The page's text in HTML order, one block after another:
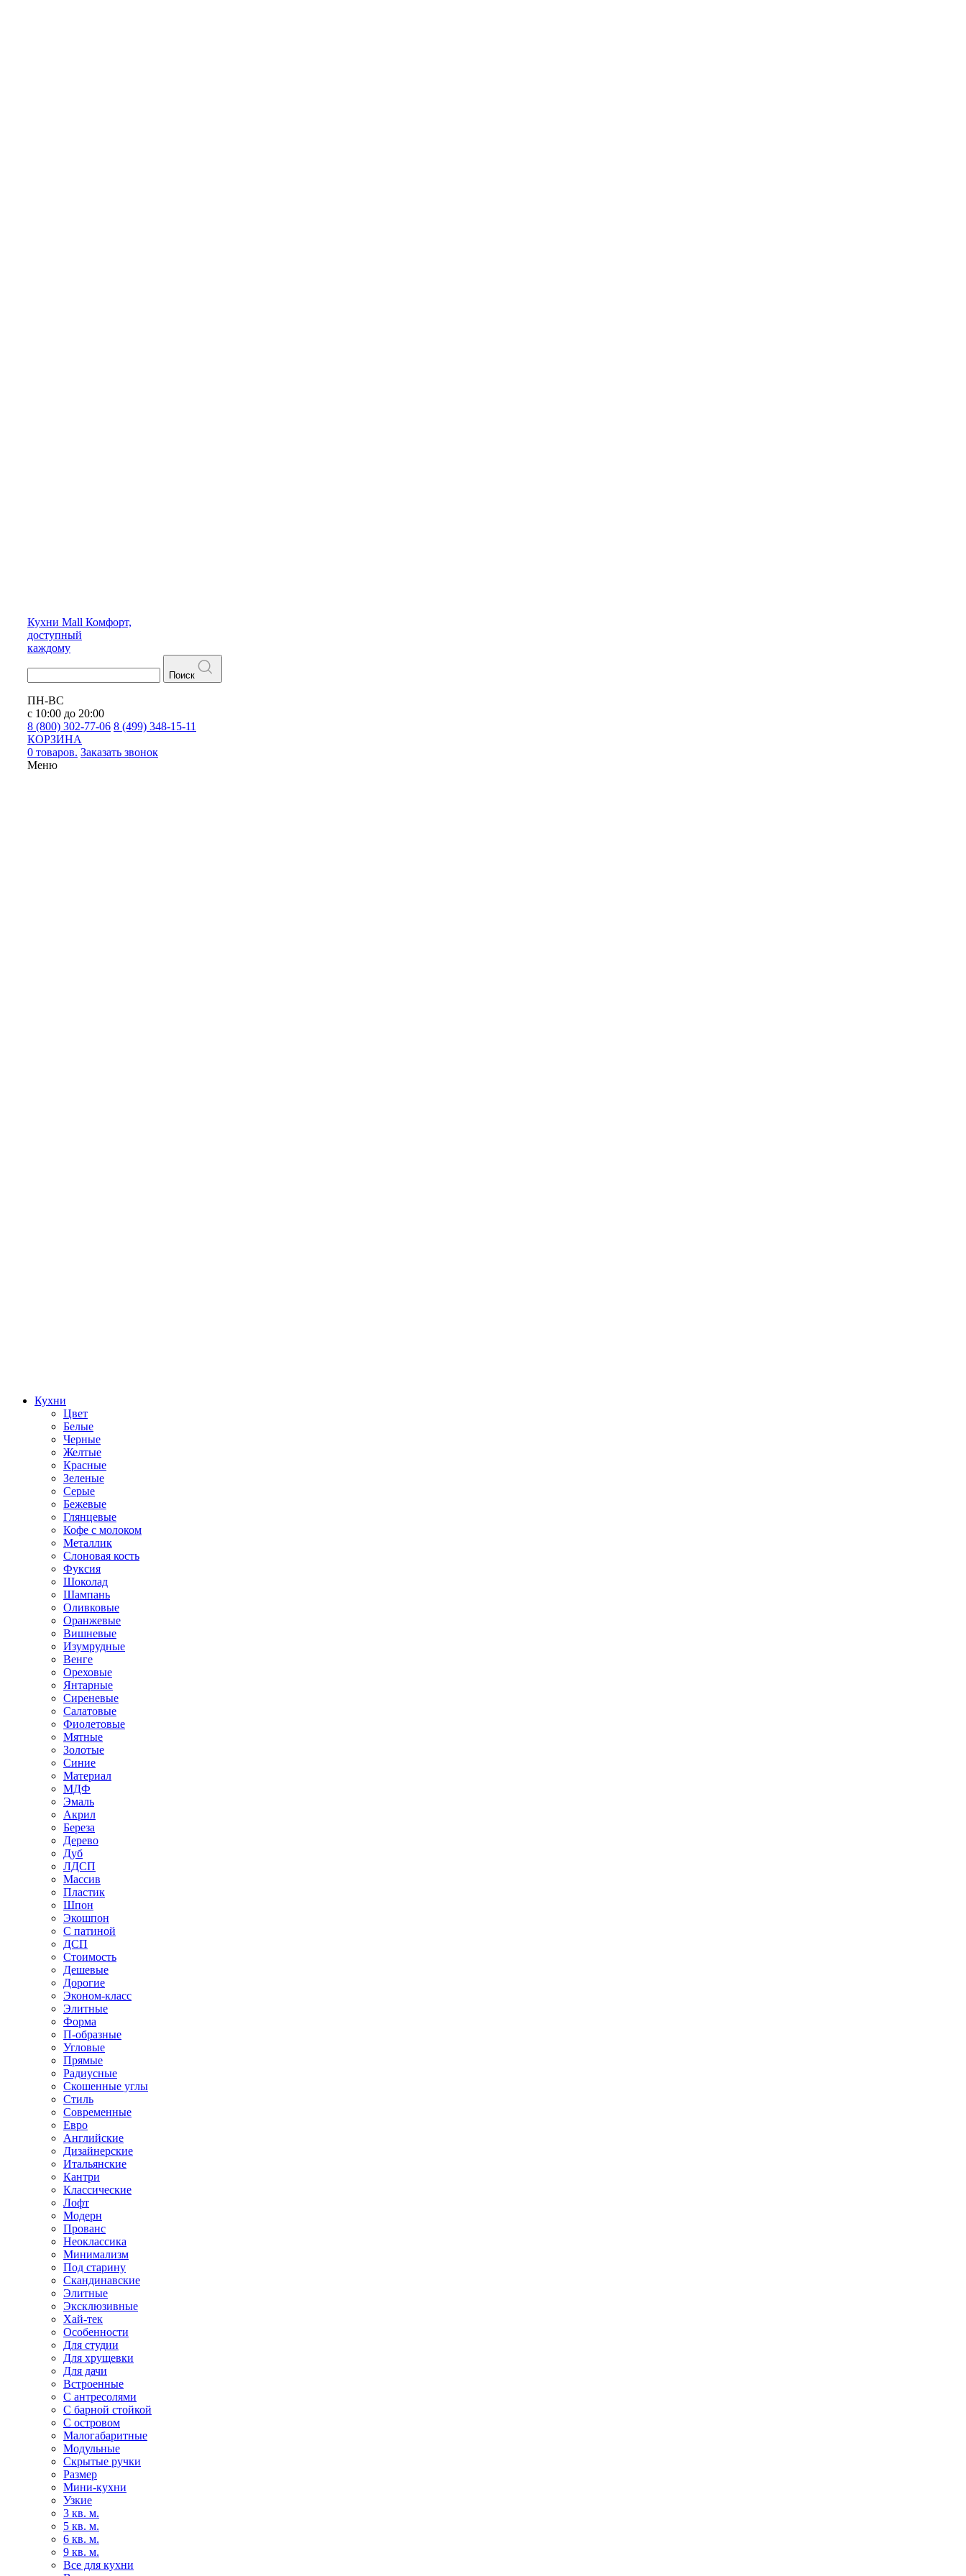
Кухни Mall Комфорт,
доступный
каждому
Поиск
ПН-ВС
с 10:00 до 20:00
8 (800) 302-77-06 8 (499) 348-15-11
КОРЗИНА
0 товаров. Заказать звонок
Меню
Кухни
Цвет
Белые
Черные
Желтые
Красные
Зеленые
Серые
Бежевые
Глянцевые
Кофе с молоком
Металлик
Слоновая кость
Фуксия
Шоколад
Шампань
Оливковые
Оранжевые
Вишневые
Изумрудные
Венге
Ореховые
Янтарные
Сиреневые
Салатовые
Фиолетовые
Мятные
Золотые
Синие
Материал
МДФ
Эмаль
Акрил
Береза
Дерево
Дуб
ЛДСП
Массив
Пластик
Шпон
Экошпон
С патиной
ДСП
Стоимость
Дешевые
Дорогие
Эконом-класс
Элитные
Форма
П-образные
Угловые
Прямые
Радиусные
Скошенные углы
Стиль
Современные
Евро
Английские
Дизайнерские
Итальянские
Кантри
Классические
Лофт
Модерн
Прованс
Неоклассика
Минимализм
Под старину
Скандинавские
Элитные
Эксклюзивные
Хай-тек
Особенности
Для студии
Для хрущевки
Для дачи
Встроенные
С антресолями
С барной стойкой
С островом
Малогабаритные
Модульные
Скрытые ручки
Размер
Мини-кухни
Узкие
3 кв. м.
5 кв. м.
6 кв. м.
9 кв. м.
Все для кухни